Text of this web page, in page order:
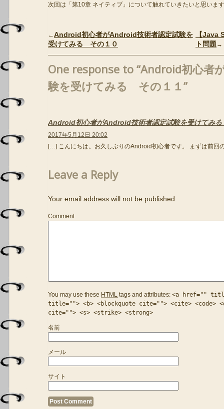
次回は「第10章 ネイティブ」について触れていきたいと思いま
←Android初心者がAndroid技術者認定試験を
受けてみる その１０
【Java
ト問題 →
One response to “Android初心者
験を受けてみる その１１”
Android初心者がAndroid技術者認定試験を受けてみ
2017年5月12日 20:02
[…] こんにちは。お久しぶりのAndroid初心者です。 まずは前回
Leave a Reply
Your email address will not be published.
Comment
You may use these HTML tags and attributes: <a href=""
title=""> <b> <blockquote cite=""> <cite> <code>
cite=""> <s> <strike> <strong>
名前
メール
サイト